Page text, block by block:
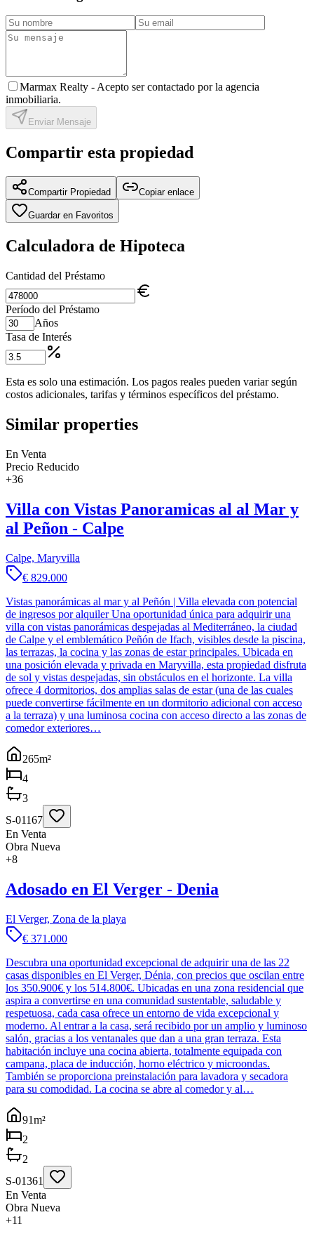
Marmax Realty -Acepto ser contactado por la agencia
inmobiliaria.
Enviar Mensaje
Compartir esta propiedad
Compartir Propiedad Copiar enlace
Guardar en Favoritos
Calculadora de Hipoteca
Cantidad del Préstamo
Período del Préstamo
Años
Tasa de Interés
Esta es solo una estimación. Los pagos reales pueden variar según
costos adicionales, tarifas y términos específicos del préstamo.
Similar properties
En Venta
Precio Reducido
+36
Villa con Vistas Panoramicas al al Mar y
al Peñon - Calpe
Calpe, Maryvilla
€ 829.000
Vistas panorámicas al mar y al Peñón | Villa elevada con potencial
de ingresos por alquiler Una oportunidad única para adquirir una
villa con vistas panorámicas despejadas al Mediterráneo, la ciudad
de Calpe y el emblemático Peñón de Ifach, visibles desde la piscina,
las terrazas, la cocina y las zonas de estar principales. Ubicada en
una posición elevada y privada en Maryvilla, esta propiedad disfruta
de sol y vistas despejadas, sin obstáculos en el horizonte. La villa
ofrece 4 dormitorios, dos amplias salas de estar (una de las cuales
puede convertirse fácilmente en un dormitorio adicional con acceso
a la terraza) y una luminosa cocina con acceso directo a las zonas de
comedor exteriores…
265m²
4
3
S-01167
En Venta
Obra Nueva
+8
Adosado en El Verger - Denia
El Verger, Zona de la playa
€ 371.000
Descubra una oportunidad excepcional de adquirir una de las 22
casas disponibles en El Verger, Dénia, con precios que oscilan entre
los 350.900€ y los 514.800€. Ubicadas en una zona residencial que
aspira a convertirse en una comunidad sustentable, saludable y
respetuosa, cada casa ofrece un entorno de vida excepcional y
moderno. Al entrar a la casa, será recibido por un amplio y luminoso
salón, gracias a los ventanales que dan a una gran terraza. Esta
habitación incluye una cocina abierta, totalmente equipada con
campana, placa de inducción, horno eléctrico y microondas.
También se proporciona preinstalación para lavadora y secadora
para su comodidad. La cocina se abre al comedor y al…
91m²
2
2
S-01361
En Venta
Obra Nueva
+11